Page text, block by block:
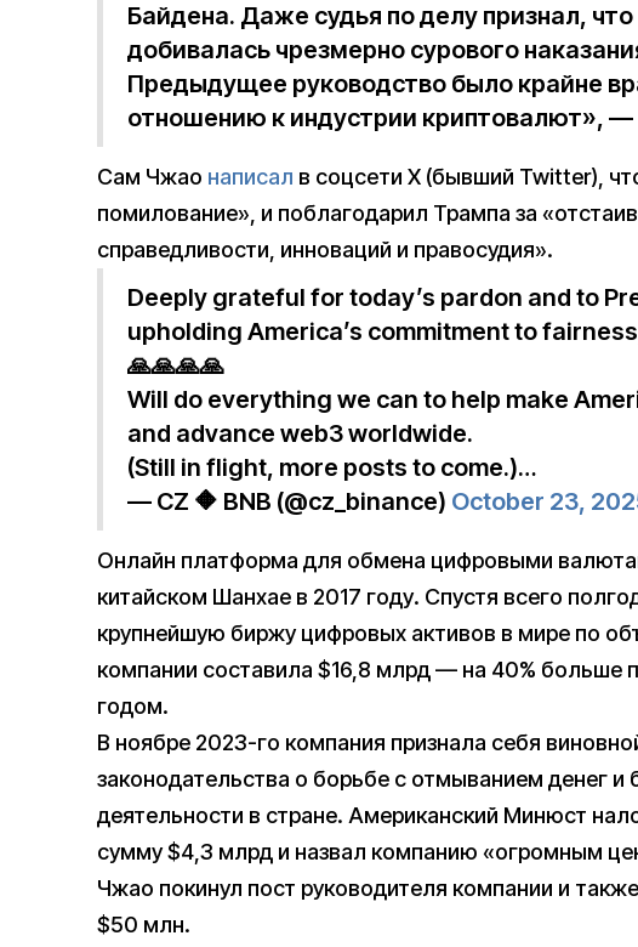
Байдена. Даже судья по делу признал,
добивалась чрезмерно сурового
Предыдущее руководство было крайне
отношению к индустрии криптовалют»,
Сам Чжао написал в соцсети X (бывший Twitter),
помилование», и поблагодарил Трампа за
справедливости, инноваций и правосудия».
Deeply grateful for today’s pardon and to
upholding America’s commitment to
🙏🙏🙏🙏
Will do everything we can to help make
and advance web3 worldwide.
(Still in flight, more posts to come.)…
— CZ 🔶 BNB (@cz_binance) October 23,
Онлайн платформа для обмена цифровыми
китайском Шанхае в 2017 году. Спустя всего
крупнейшую биржу цифровых активов в мире по
компании составила $16,8 млрд — на 40% больше
годом.
В ноябре 2023-го компания признала себя
законодательства о борьбе с отмыванием денег и
деятельности в стране. Американский Минюст
сумму $4,3 млрд и назвал компанию «огромным
Чжао покинул пост руководителя компании и
$50 млн.